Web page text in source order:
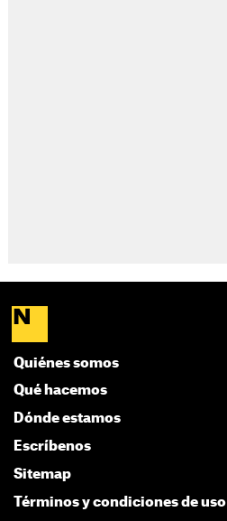
Quiénes somos
Qué hacemos
Dónde estamos
Escríbenos
Sitemap
Términos y condiciones de uso